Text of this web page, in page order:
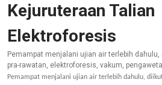
Kejuruteraan Talian
Elektroforesis
Pemampat menjalani ujian air terlebih
pra-rawatan, elektroforesis, vakum,
Pemampat menjalani ujian air terlebih dahulu,